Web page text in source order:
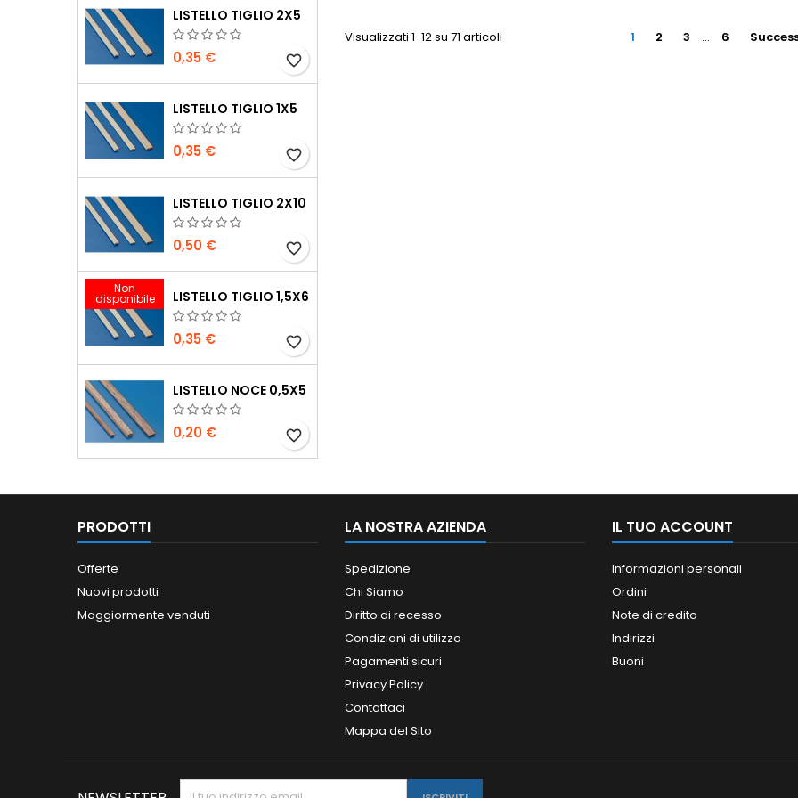
LISTELLO TIGLIO 2X5
0,35 € favorite_border
LISTELLO TIGLIO 1X5
0,35 € favorite_border
LISTELLO TIGLIO 2X10
0,50 € favorite_border
Non
disponibile LISTELLO TIGLIO 1,5X6
0,35 € favorite_border
LISTELLO NOCE 0,5X5
0,20 € favorite_border
Visualizzati 1-12 su 71 articoli 1 2 3 … 6
PRODOTTI
Offerte
Nuovi prodotti
Maggiormente venduti
LA NOSTRA AZIENDA
Spedizione
Chi Siamo
Diritto di recesso
Condizioni di utilizzo
Pagamenti sicuri
Privacy Policy
Contattaci
Mappa del Sito
IL TUO ACCOUNT
Informazioni personali
Ordini
Note di credito
Indirizzi
Buoni